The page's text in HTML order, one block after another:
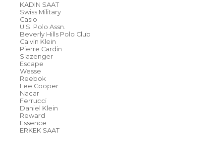
KADIN SAAT
Swiss Military
Casio
U.S. Polo Assn.
Beverly Hills Polo Club
Calvin Klein
Pierre Cardin
Slazenger
Escape
Wesse
Reebok
Lee Cooper
Nacar
Ferrucci
Daniel Klein
Reward
Essence
ERKEK SAAT